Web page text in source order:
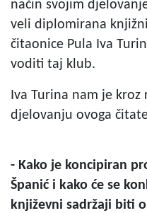
način svojim
veli diplomirana
čitaonice Pula Iva
voditi taj klub.
Iva Turina nam je
djelovanju ovoga
- Kako je koncipiran
Španić i kako će se
književni sadržaji biti